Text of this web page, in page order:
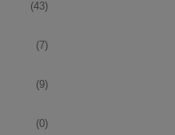
(43)
(7)
(9)
(0)